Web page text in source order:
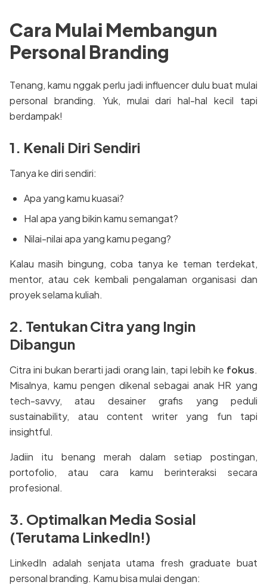
Cara Mulai Membangun
Personal Branding
Tenang, kamu nggak perlu jadi influencer dulu buat mulai
personal branding. Yuk, mulai dari hal-hal kecil tapi
berdampak!
1. Kenali Diri Sendiri
Tanya ke diri sendiri:
Apa yang kamu kuasai?
Hal apa yang bikin kamu semangat?
Nilai-nilai apa yang kamu pegang?
Kalau masih bingung, coba tanya ke teman terdekat,
mentor, atau cek kembali pengalaman organisasi dan
proyek selama kuliah.
2. Tentukan Citra yang Ingin
Dibangun
Citra ini bukan berarti jadi orang lain, tapi lebih ke fokus.
Misalnya, kamu pengen dikenal sebagai anak HR yang
tech-savvy, atau desainer grafis yang peduli
sustainability, atau content writer yang fun tapi
insightful.
Jadiin itu benang merah dalam setiap postingan,
portofolio, atau cara kamu berinteraksi secara
profesional.
3. Optimalkan Media Sosial
(Terutama LinkedIn!)
LinkedIn adalah senjata utama fresh graduate buat
personal branding. Kamu bisa mulai dengan: